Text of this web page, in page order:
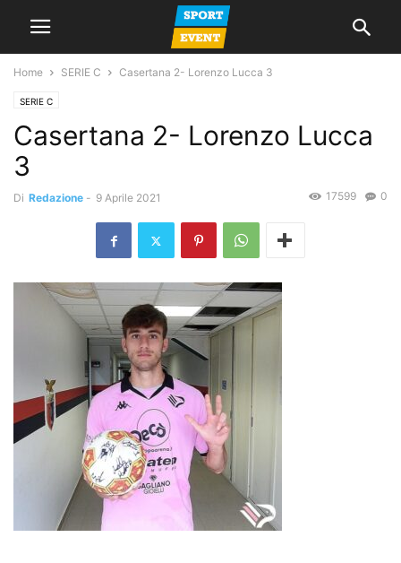
Home SERIE C Casertana 2- Lorenzo Lucca 3
SERIE C
Casertana 2- Lorenzo Lucca
3
Di Redazione - 9 Aprile 2021 0
17599